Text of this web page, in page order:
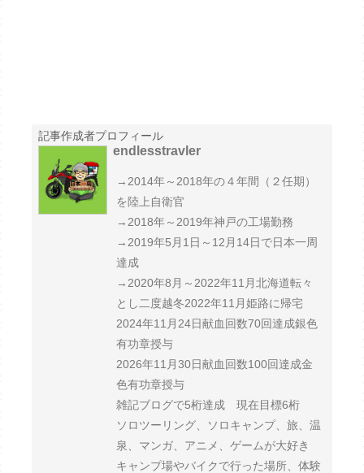
記事作成者プロフィール
endlesstravler
→2014年～2018年の４年間（２任期）
を陸上自衛官
→2018年～2019年神戸の工場勤務
→2019年5月1日～12月14日で日本一周
達成
→2020年8月～2022年11月北海道転々
とし二度越冬2022年11月姫路に帰宅
2024年11月24日献血回数70回達成銀色
有功章授与
2026年11月30日献血回数100回達成金
色有功章授与
雑記ブログで5桁達成 現在目標6桁
ソロツーリング、ソロキャンプ、旅、温
泉、マンガ、アニメ、ゲームが大好き
キャンプ場やバイクで行った場所、体験